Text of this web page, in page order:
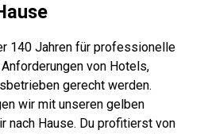
140 Jahren für professionelle
von Hotels,
gerecht werden.
wir mit unseren gelben
nach Hause. Du profitierst von